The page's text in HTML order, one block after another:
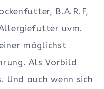
B.A.R.F,
uvm.
möglichst
Als Vorbild
auch wenn sich